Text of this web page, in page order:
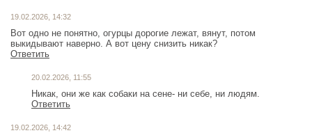
19.02.2026, 14:32
Вот одно не понятно, огурцы дорогие лежат, вянут, потом
выкидывают наверно. А вот цену снизить никак?
Ответить
20.02.2026, 11:55
Никак, они же как собаки на сене- ни себе, ни людям.
Ответить
19.02.2026, 14:42